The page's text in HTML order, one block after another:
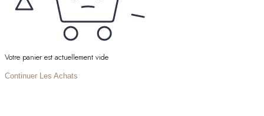
Votre panier est actuellement vide
Continuer Les Achats